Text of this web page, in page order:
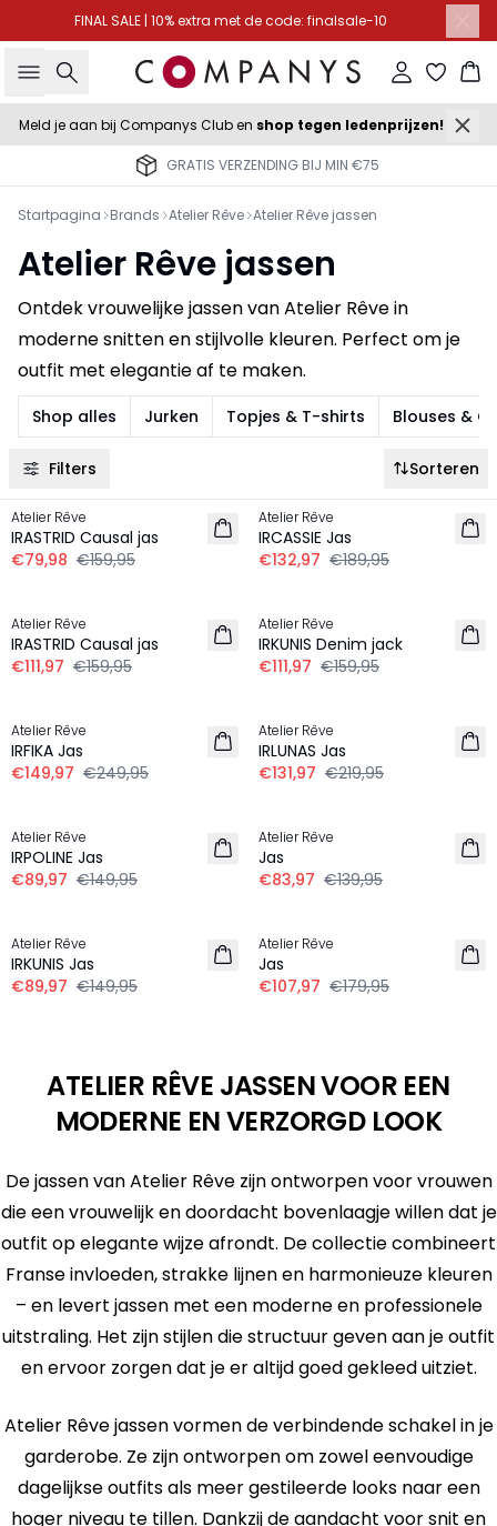
FINAL SALE | 10% extra met de code: finalsale-10
Zoeken Inloggen
Meld je aan bij Companys Club en shop tegen ledenprijzen!
GRATIS VERZENDING BIJ MIN €75
Startpagina Brands Atelier Rêve Atelier Rêve jassen
Atelier Rêve jassen
Ontdek vrouwelijke jassen van Atelier Rêve in
moderne snitten en stijlvolle kleuren. Perfect om je
outfit met elegantie af te maken.
Shop alles Jurken Topjes & T-shirts Blouses &
Filters Sorteren
-50%
Atelier Rêve
IRASTRID Causal jas
€79,98 €159,95
Atelier Rêve
IRCASSIE Jas
€132,97 €189,95
Atelier Rêve
IRASTRID Causal jas
€111,97 €159,95
Atelier Rêve
IRKUNIS Denim jack
€111,97 €159,95
Atelier Rêve
IRFIKA Jas
€149,97 €249,95
Atelier Rêve
IRLUNAS Jas
€131,97 €219,95
Atelier Rêve
IRPOLINE Jas
€89,97 €149,95
Atelier Rêve
Jas
€83,97 €139,95
Atelier Rêve
IRKUNIS Jas
€89,97 €149,95
Atelier Rêve
Jas
€107,97 €179,95
ATELIER RÊVE JASSEN VOOR EEN
MODERNE EN VERZORGD LOOK
De jassen van Atelier Rêve zijn ontworpen voor vrouwen
die een vrouwelijk en doordacht bovenlaagje willen dat je
outfit op elegante wijze afrondt. De collectie combineert
Franse invloeden, strakke lijnen en harmonieuze kleuren
– en levert jassen met een moderne en professionele
uitstraling. Het zijn stijlen die structuur geven aan je outfit
en ervoor zorgen dat je er altijd goed gekleed uitziet.
Atelier Rêve jassen vormen de verbindende schakel in je
garderobe. Ze zijn ontworpen om zowel eenvoudige
dagelijkse outfits als meer gestileerde looks naar een
hoger niveau te tillen. Dankzij de aandacht voor snit en